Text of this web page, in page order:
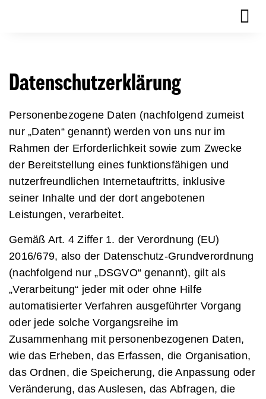
Datenschutzerklärung
Personenbezogene Daten (nachfolgend zumeist
nur „Daten“ genannt) werden von uns nur im
Rahmen der Erforderlichkeit sowie zum Zwecke
der Bereitstellung eines funktionsfähigen und
nutzerfreundlichen Internetauftritts, inklusive
seiner Inhalte und der dort angebotenen
Leistungen, verarbeitet.
Gemäß Art. 4 Ziffer 1. der Verordnung (EU)
2016/679, also der Datenschutz-Grundverordnung
(nachfolgend nur „DSGVO“ genannt), gilt als
„Verarbeitung“ jeder mit oder ohne Hilfe
automatisierter Verfahren ausgeführter Vorgang
oder jede solche Vorgangsreihe im
Zusammenhang mit personenbezogenen Daten,
wie das Erheben, das Erfassen, die Organisation,
das Ordnen, die Speicherung, die Anpassung oder
Veränderung, das Auslesen, das Abfragen, die